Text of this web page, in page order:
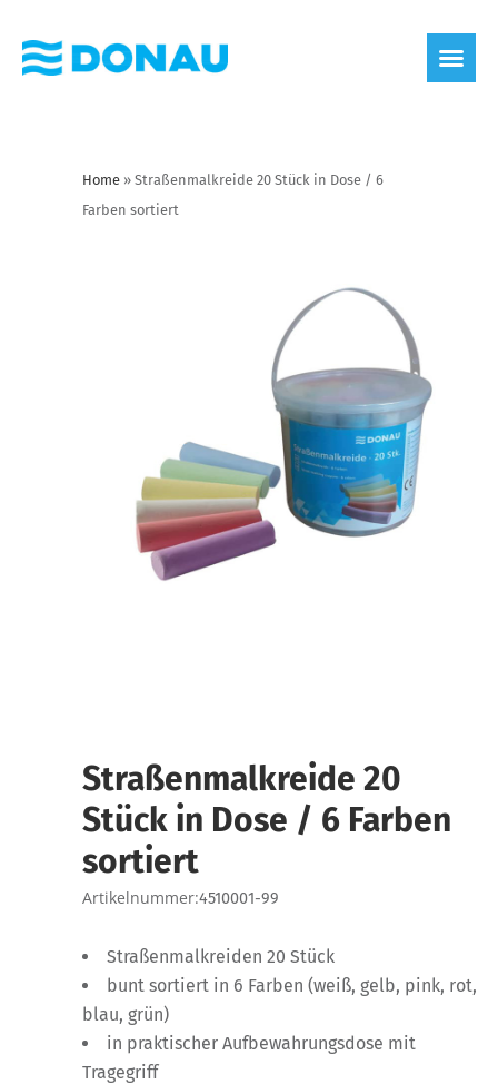
Home » Straßenmalkreide 20 Stück in Dose / 6
Farben sortiert
Straßenmalkreide 20
Stück in Dose / 6 Farben
sortiert
Artikelnummer:4510001-99
Straßenmalkreiden 20 Stück
bunt sortiert in 6 Farben (weiß, gelb, pink, rot,
blau, grün)
in praktischer Aufbewahrungsdose mit
Tragegriff